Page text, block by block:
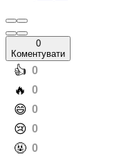
0
Коментувати
️👍 0
️🔥 0
️😄 0
️😢 0
️🤬 0